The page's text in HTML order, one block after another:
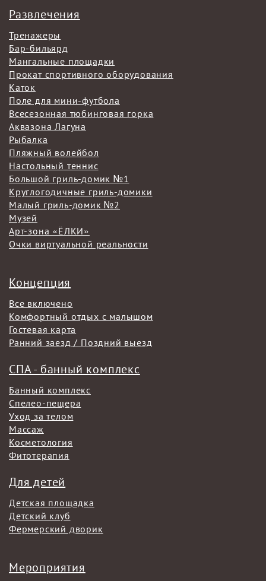
Развлечения
Тренажеры
Бар-бильярд
Мангальные площадки
Прокат спортивного оборудования
Каток
Поле для мини-футбола
Всесезонная тюбинговая горка
Аквазона Лагуна
Рыбалка
Пляжный волейбол
Настольный теннис
Большой гриль-домик №1
Круглогодичные гриль-домики
Малый гриль-домик №2
Музей
Арт-зона «ЁЛКИ»
Очки виртуальной реальности
Концепция
Все включено
Комфортный отдых с малышом
Гостевая карта
Ранний заезд / Поздний выезд
СПА - банный комплекс
Банный комплекс
Спелео-пещера
Уход за телом
Массаж
Косметология
Фитотерапия
Для детей
Детская площадка
Детский клуб
Фермерский дворик
Мероприятия